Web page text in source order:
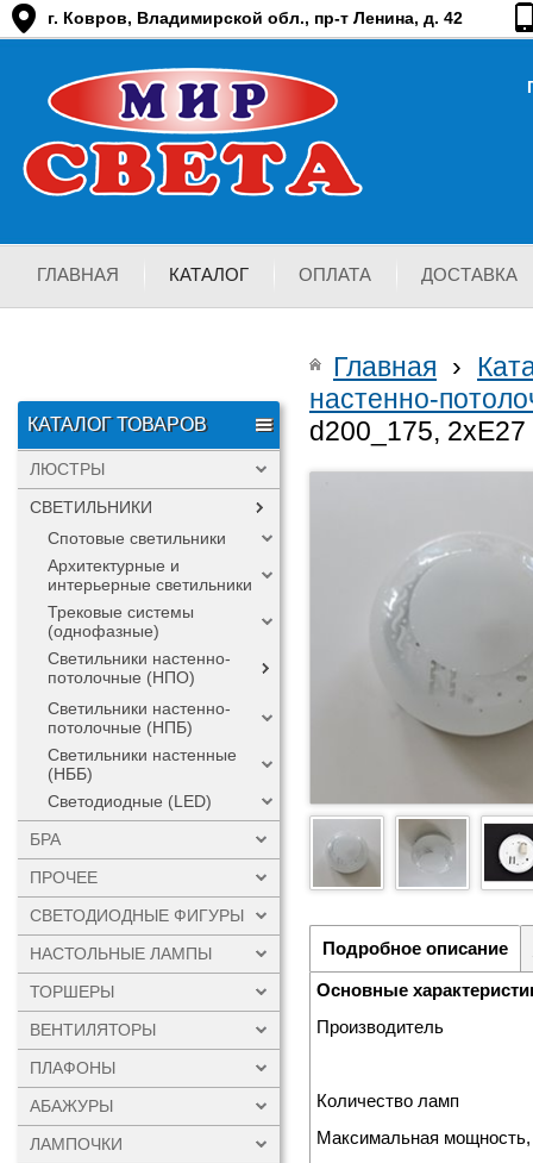
г. Ковров, Владимирской обл., пр-т Ленина, д. 42
ГЛАВНАЯ КАТАЛОГ ОПЛАТА ДОСТАВКА
КАТАЛОГ ТОВАРОВ
ЛЮСТРЫ
СВЕТИЛЬНИКИ
Спотовые светильники
Архитектурные и
интерьерные светильники
Трековые системы
(однофазные)
Светильники настенно-
потолочные (НПО)
Светильники настенно-
потолочные (НПБ)
Светильники настенные
(НББ)
Светодиодные (LED)
БРА
ПРОЧЕЕ
СВЕТОДИОДНЫЕ ФИГУРЫ
НАСТОЛЬНЫЕ ЛАМПЫ
ТОРШЕРЫ
ВЕНТИЛЯТОРЫ
ПЛАФОНЫ
АБАЖУРЫ
ЛАМПОЧКИ
Главная ›
настенно-
d200_175, 2хЕ27
Подробное описание
Основные
Производитель
Количество ламп
Максимальная